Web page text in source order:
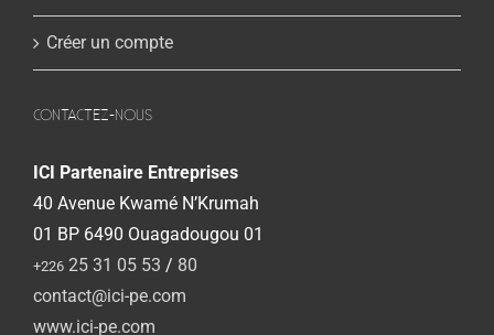
Créer un compte
CONTACTEZ-NOUS
ICI Partenaire Entreprises
40 Avenue Kwamé N’Krumah
01 BP 6490 Ouagadougou 01
+226 25 31 05 53 / 80
contact@ici-pe.com
www.ici-pe.com